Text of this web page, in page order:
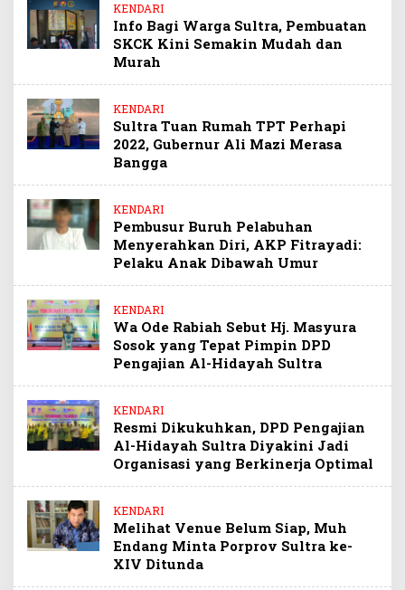
KENDARI
Info Bagi Warga Sultra, Pembuatan
SKCK Kini Semakin Mudah dan
Murah
KENDARI
Sultra Tuan Rumah TPT Perhapi
2022, Gubernur Ali Mazi Merasa
Bangga
KENDARI
Pembusur Buruh Pelabuhan
Menyerahkan Diri, AKP Fitrayadi:
Pelaku Anak Dibawah Umur
KENDARI
Wa Ode Rabiah Sebut Hj. Masyura
Sosok yang Tepat Pimpin DPD
Pengajian Al-Hidayah Sultra
KENDARI
Resmi Dikukuhkan, DPD Pengajian
Al-Hidayah Sultra Diyakini Jadi
Organisasi yang Berkinerja Optimal
KENDARI
Melihat Venue Belum Siap, Muh
Endang Minta Porprov Sultra ke-
XIV Ditunda